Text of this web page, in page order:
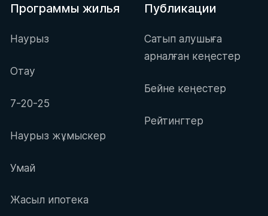
Программы жилья
Наурыз
Отау
7-20-25
Наурыз жұмыскер
Умай
Жасыл ипотека
Публикации
Сатып алушыға
арналған кеңестер
Бейне кеңестер
Рейтингтер